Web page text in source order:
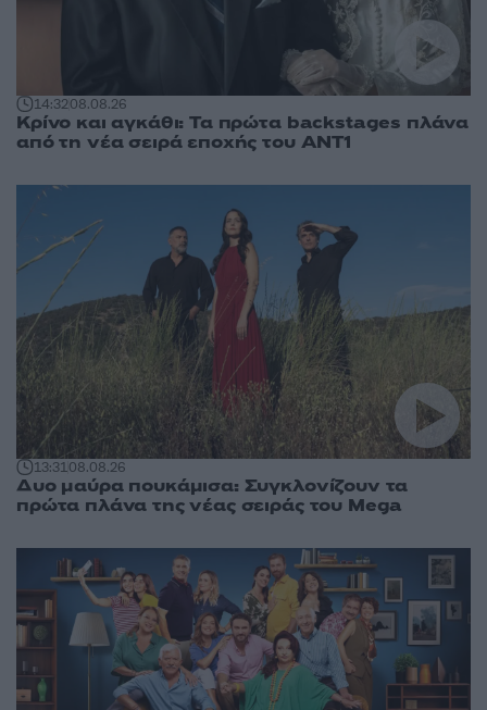
14:3208.08.26
Κρίνο και αγκάθι: Τα πρώτα backstages πλάνα
από τη νέα σειρά εποχής του ΑΝΤ1
13:3108.08.26
Δυο μαύρα πουκάμισα: Συγκλονίζουν τα
πρώτα πλάνα της νέας σειράς του Mega